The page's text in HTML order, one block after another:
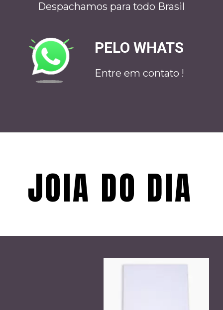
PELO WHATS
Despachamos para todo Brasil
Entre em contato !
JOIA DO DIA